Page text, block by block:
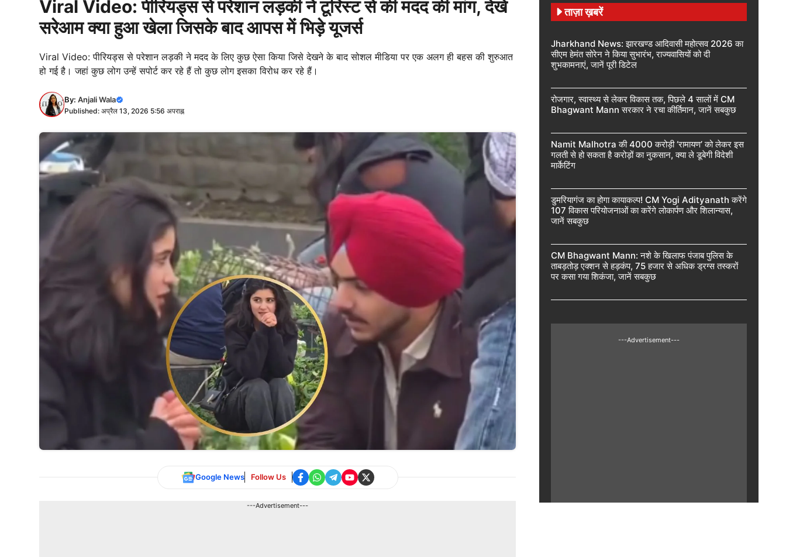
Viral Video: पीरियड्स से परेशान लड़की ने टूरिस्ट से की मदद की मांग, देखें
सरेआम क्या हुआ खेला जिसके बाद आपस में भिड़े यूजर्स
Viral Video: पीरियड्स से परेशान लड़की ने मदद के लिए कुछ ऐसा किया जिसे देखने के बाद सोशल मीडिया पर एक अलग ही बहस की शुरुआत
हो गई है। जहां कुछ लोग उन्हें सपोर्ट कर रहे हैं तो कुछ लोग इसका विरोध कर रहे हैं।
By: Anjali Wala
Published: अप्रैल 13, 2026 5:56 अपराह्न
Google News Follow Us
---Advertisement---
ताज़ा ख़बरें
Jharkhand News: झारखण्ड आदिवासी महोत्सव 2026 का
सीएम हेमंत सोरेन ने किया सुभारंभ, राज्यवासियों को दी
शुभकामनाएं, जानें पूरी डिटेल
रोजगार, स्वास्थ्य से लेकर विकास तक, पिछले 4 सालों में CM
Bhagwant Mann सरकार ने रचा कीर्तिमान, जानें सबकुछ
Namit Malhotra की 4000 करोड़ी ‘रामायण’ को लेकर इस
गलती से हो सकता है करोड़ों का नुकसान, क्या ले डूबेगी विदेशी
मार्केटिंग
डुमरियागंज का होगा कायाकल्प! CM Yogi Adityanath करेंगे
107 विकास परियोजनाओं का करेंगे लोकार्पण और शिलान्यास,
जानें सबकुछ
CM Bhagwant Mann: नशे के खिलाफ पंजाब पुलिस के
ताबड़तोड़ एक्शन से हड़कंप, 75 हजार से अधिक ड्रग्स तस्करों
पर कसा गया शिकंजा, जानें सबकुछ
---Advertisement---